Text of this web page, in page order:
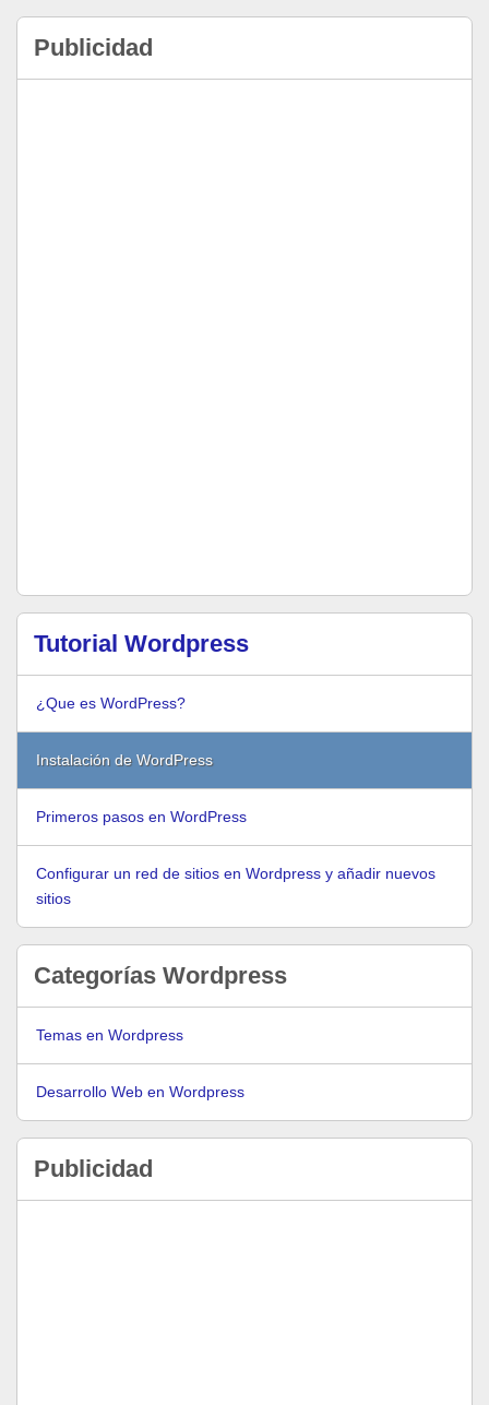
Publicidad
Tutorial Wordpress
¿Que es WordPress?
Instalación de WordPress
Primeros pasos en WordPress
Configurar un red de sitios en Wordpress y añadir nuevos
sitios
Categorías Wordpress
Temas en Wordpress
Desarrollo Web en Wordpress
Publicidad